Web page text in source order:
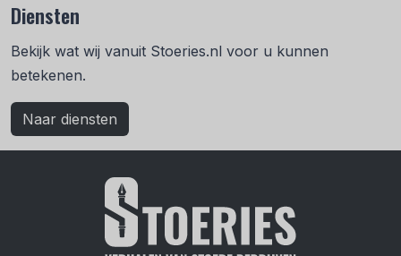
Diensten
Bekijk wat wij vanuit Stoeries.nl voor u kunnen
betekenen.
Naar diensten